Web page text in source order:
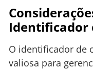
Identificador
O identificador de
valiosa para